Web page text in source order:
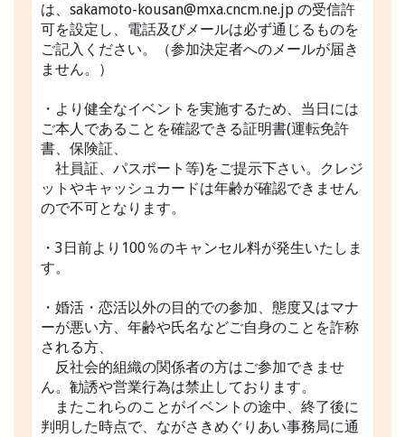
は、sakamoto-kousan@mxa.cncm.ne.jp の受信許
可を設定し、電話及びメールは必ず通じるものを
ご記入ください。（参加決定者へのメールが届き
ません。）
・より健全なイベントを実施するため、当日には
ご本人であることを確認できる証明書(運転免許
書、保険証、
社員証、パスポート等)をご提示下さい。クレジ
ットやキャッシュカードは年齢が確認できません
ので不可となります。
・3日前より100％のキャンセル料が発生いたしま
す。
・婚活・恋活以外の目的での参加、態度又はマナ
ーが悪い方、年齢や氏名などご自身のことを詐称
される方、
反社会的組織の関係者の方はご参加できませ
ん。勧誘や営業行為は禁止しております。
またこれらのことがイベントの途中、終了後に
判明した時点で、ながさきめぐりあい事務局に通